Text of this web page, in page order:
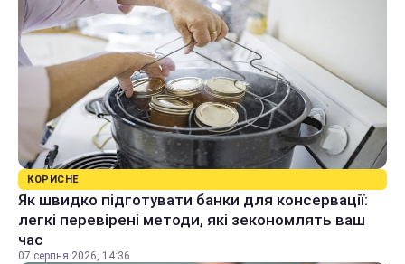
КОРИСНЕ
Як швидко підготувати банки для консервації:
легкі перевірені методи, які зекономлять ваш
час
07 серпня 2026, 14:36